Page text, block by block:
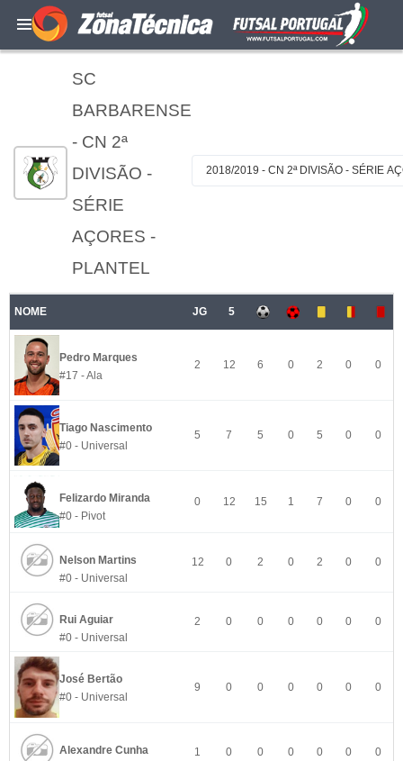
SC
BARBARENSE
- CN 2ª
DIVISÃO -
SÉRIE
AÇORES -
PLANTEL
2018/2019 - CN 2ª DIVISÃO - SÉRIE
NOME JG 5
Pedro Marques
#17 - Ala
2 12 6 0 2 0 0
Tiago Nascimento
#0 - Universal
5 7 5 0 5 0 0
Felizardo Miranda
#0 - Pivot
0 12 15 1 7 0 0
Nelson Martins
#0 - Universal
12 0 2 0 2 0 0
Rui Aguiar
#0 - Universal
2 0 0 0 0 0 0
José Bertão
#0 - Universal
9 0 0 0 0 0 0
Alexandre Cunha
1 0 0 0 0 0 0